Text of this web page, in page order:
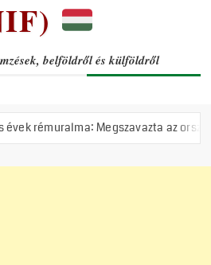
belföldről és külföldről
Megszavazta az országgyűlés a